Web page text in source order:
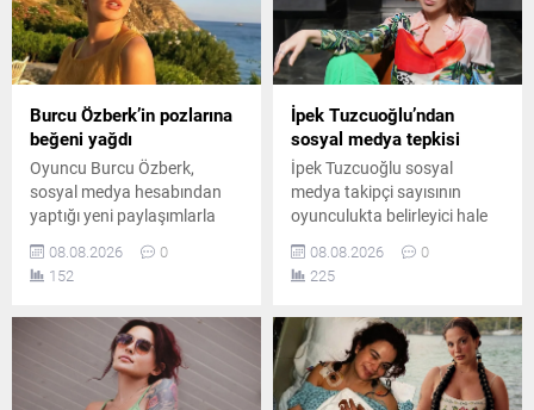
Burcu Özberk’in pozlarına
beğeni yağdı
Oyuncu Burcu Özberk,
sosyal medya hesabından
yaptığı yeni paylaşımlarla
kazandı. Formda
görüntüsüyle dikkat çeken
sürede çok sayıda yorum
08.08.2026
0
152
İpek Tuzcuoğlu’ndan
sosyal medya tepkisi
İpek Tuzcuoğlu sosyal
medya takipçi sayısının
oyunculukta belirleyici hale
oyuncu, gerçek sanatın
rakamlarla ölçülemeyeceğini
önemli bir mesaj verdi ve
emeğin değerini özellikle de
vurguladı.
08.08.2026
0
225